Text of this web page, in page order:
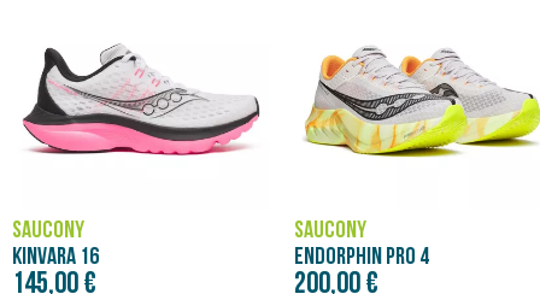
SAUCONY
ENDORPHIN PRO 4
200,00 €
SAUCONY
ENDORPHIN AZURA
160,00 €